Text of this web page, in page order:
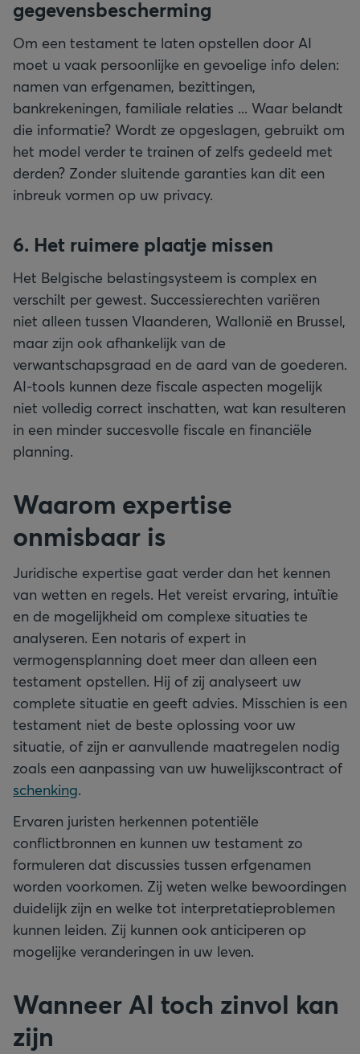
gegevensbescherming
Om een testament te laten opstellen door AI
moet u vaak persoonlijke en gevoelige info delen:
namen van erfgenamen, bezittingen,
bankrekeningen, familiale relaties ... Waar belandt
die informatie? Wordt ze opgeslagen, gebruikt om
het model verder te trainen of zelfs gedeeld met
derden? Zonder sluitende garanties kan dit een
inbreuk vormen op uw privacy.
6. Het ruimere plaatje missen
Het Belgische belastingsysteem is complex en
verschilt per gewest. Successierechten variëren
niet alleen tussen Vlaanderen, Wallonië en Brussel,
maar zijn ook afhankelijk van de
verwantschapsgraad en de aard van de goederen.
AI-tools kunnen deze fiscale aspecten mogelijk
niet volledig correct inschatten, wat kan resulteren
in een minder succesvolle fiscale en financiële
planning.
Waarom expertise
onmisbaar is
Juridische expertise gaat verder dan het kennen
van wetten en regels. Het vereist ervaring, intuïtie
en de mogelijkheid om complexe situaties te
analyseren. Een notaris of expert in
vermogensplanning doet meer dan alleen een
testament opstellen. Hij of zij analyseert uw
complete situatie en geeft advies. Misschien is een
testament niet de beste oplossing voor uw
situatie, of zijn er aanvullende maatregelen nodig
zoals een aanpassing van uw huwelijkscontract of
schenking.
Ervaren juristen herkennen potentiële
conflictbronnen en kunnen uw testament zo
formuleren dat discussies tussen erfgenamen
worden voorkomen. Zij weten welke bewoordingen
duidelijk zijn en welke tot interpretatieproblemen
kunnen leiden. Zij kunnen ook anticiperen op
mogelijke veranderingen in uw leven.
Wanneer AI toch zinvol kan
zijn